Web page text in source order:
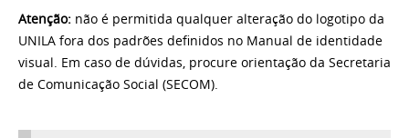
Atenção: não é permitida qualquer alteração do logotipo da
UNILA fora dos padrões definidos no Manual de identidade
visual. Em caso de dúvidas, procure orientação da Secretaria
de Comunicação Social (SECOM).